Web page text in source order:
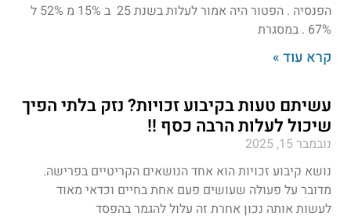
הפנסיה . הפטור היה אמור לעלות בשנת 25 ב 15% מ 52% ל
67% . במסגרת
קרא עוד »
עשיתם טעות בקיבוע זכויות? נזק בלתי הפיך
שיכול לעלות הרבה כסף !!
נובמבר 15, 2025
נושא קיבוע זכויות הוא אחד הנושאים הקריטיים בפרישה.
מדובר על פעולה שעושים פעם אחת בחיים וכדאי מאוד
לעשות אותה נכון אחרת זה עלול להגמר בהפסד